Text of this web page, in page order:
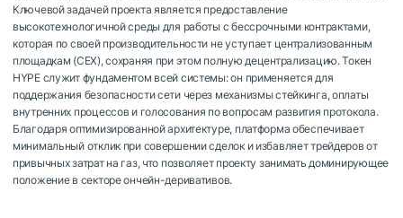
Ключевой задачей проекта является предоставление
высокотехнологичной среды для работы с бессрочными контрактами,
которая по своей производительности не уступает централизованным
площадкам (CEX), сохраняя при этом полную децентрализацию. Токен
HYPE служит фундаментом всей системы: он применяется для
поддержания безопасности сети через механизмы стейкинга, оплаты
внутренних процессов и голосования по вопросам развития протокола.
Благодаря оптимизированной архитектуре, платформа обеспечивает
минимальный отклик при совершении сделок и избавляет трейдеров от
привычных затрат на газ, что позволяет проекту занимать доминирующее
положение в секторе ончейн-деривативов.